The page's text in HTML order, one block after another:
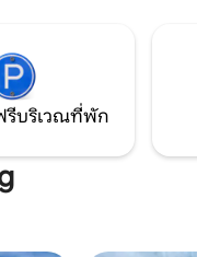
รีบริเวณที่พัก